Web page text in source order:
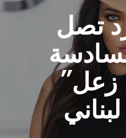
تصل
زعل”